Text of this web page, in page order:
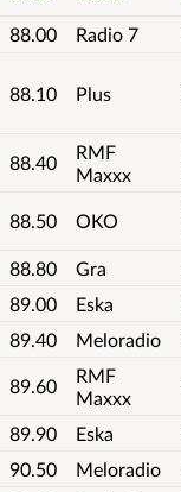
88.00
Radio 7
88.10 Plus
88.40
RMF
Maxxx
88.50 OKO
88.80 Gra
89.00
Eska
89.40
Meloradio
89.60
RMF
Maxxx
89.90 Eska
90.50
Meloradio